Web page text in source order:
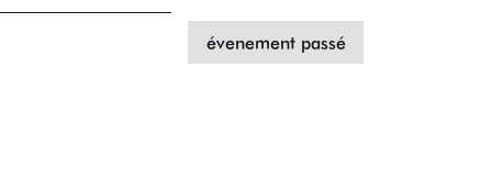
évenement passé